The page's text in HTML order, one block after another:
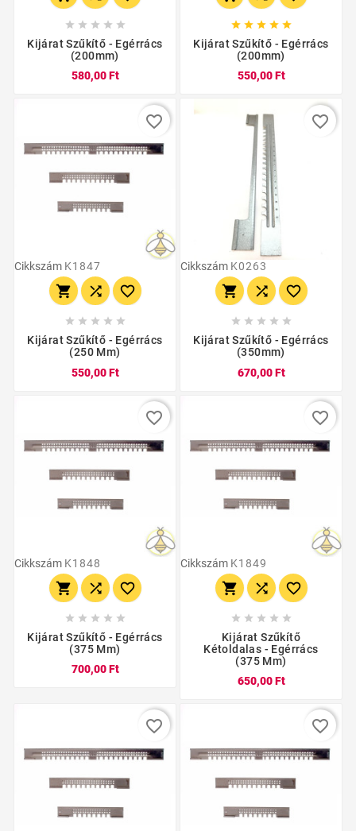
    
Kijárat Szűkítő - Egérrács
(200mm)
580,00 Ft
    
Kijárat Szűkítő - Egérrács
(200mm)
550,00 Ft
Cikkszám K1847
  
    
Kijárat Szűkítő - Egérrács
(250 Mm)
550,00 Ft
favorite_border
Cikkszám K0263
  
    
Kijárat Szűkítő - Egérrács
(350mm)
670,00 Ft
favorite_border
Cikkszám K1848
  
    
Kijárat Szűkítő - Egérrács
(375 Mm)
700,00 Ft
favorite_border
Cikkszám K1849
  
    
Kijárat Szűkítő
Kétoldalas - Egérrács
(375 Mm)
650,00 Ft
favorite_border
favorite_border favorite_border